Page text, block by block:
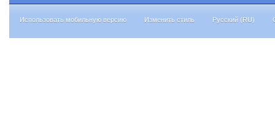
Использовать мобильную версию Изменить стиль Русский (RU)